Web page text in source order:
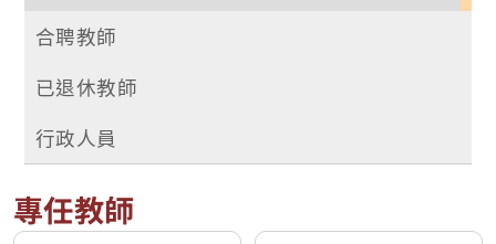
合聘教師
已退休教師
行政人員
專任教師